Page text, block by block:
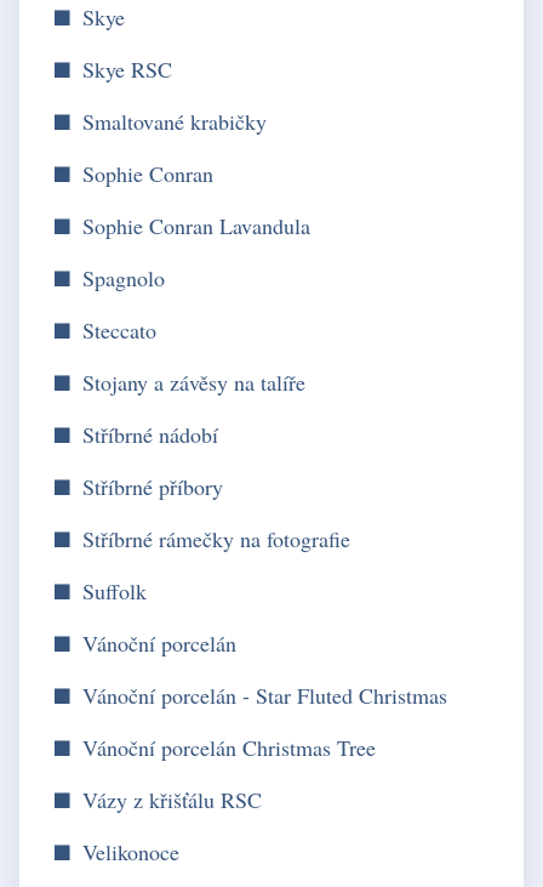
Skye
Skye RSC
Smaltované krabičky
Sophie Conran
Sophie Conran Lavandula
Spagnolo
Steccato
Stojany a závěsy na talíře
Stříbrné nádobí
Stříbrné příbory
Stříbrné rámečky na fotografie
Suffolk
Vánoční porcelán
Vánoční porcelán - Star Fluted Christmas
Vánoční porcelán Christmas Tree
Vázy z křišťálu RSC
Velikonoce